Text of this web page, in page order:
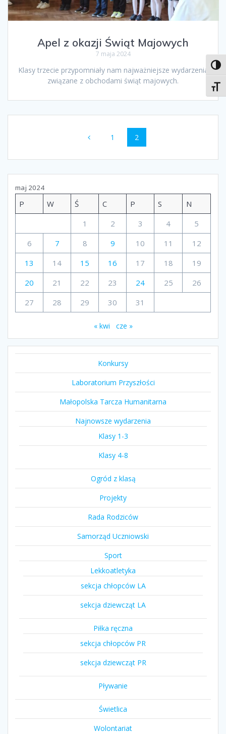
Apel z okazji Świąt Majowych
7 maja 2024
Klasy trzecie przypomniały nam najważniejsze wydarzenia
związane z obchodami świąt majowych.
Strona
1 Strona
2
maj 2024
P W Ś C P S
N
1
2 3 4
5
6
7 8 9 10 11
12
13
14 15 16 17 18
19
20
21 22 23 24 25
26
27
28 29 30 31
« kwi cze »
Konkursy
Laboratorium Przyszłości
Małopolska Tarcza Humanitarna
Najnowsze wydarzenia
Klasy 1-3
Klasy 4-8
Ogród z klasą
Projekty
Rada Rodziców
Samorząd Uczniowski
Sport
Lekkoatletyka
sekcja chłopców LA
sekcja dziewcząt LA
Piłka ręczna
sekcja chłopców PR
sekcja dziewcząt PR
Pływanie
Świetlica
Wolontariat